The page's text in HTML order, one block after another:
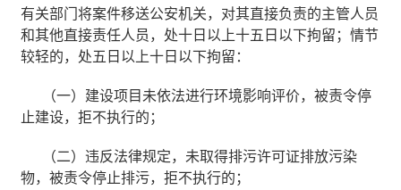
有关部门将案件移送公安机关，对其直接负责的主管人员
和其他直接责任人员，处十日以上十五日以下拘留；情节
较轻的，处五日以上十日以下拘留：
（一）建设项目未依法进行环境影响评价，被责令停
止建设，拒不执行的；
（二）违反法律规定，未取得排污许可证排放污染
物，被责令停止排污，拒不执行的；